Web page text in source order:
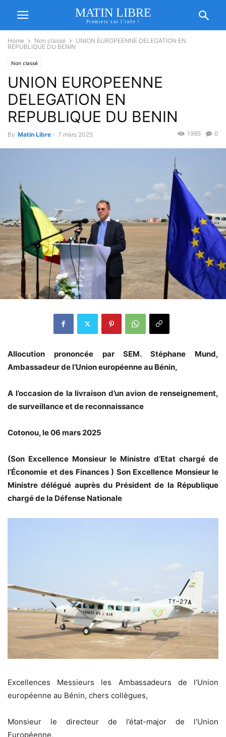
MATIN LIBRE
Premiers sur l'info !
Home Non classé
UNION EUROPEENNE DELEGATION EN
REPUBLIQUE DU BENIN
Non classé
UNION EUROPEENNE
DELEGATION EN
REPUBLIQUE DU BENIN
By Matin Libre - 7 mars 2025 0
1995
Allocution prononcée par SEM. Stéphane Mund,
Ambassadeur de l’Union européenne au Bénin,
A l’occasion de la livraison d’un avion de renseignement,
de surveillance et de reconnaissance
Cotonou, le 06 mars 2025
(Son Excellence Monsieur le Ministre d’Etat chargé de
l’Économie et des Finances ) Son Excellence Monsieur le
Ministre délégué auprès du Président de la République
chargé de la Défense Nationale
Excellences Messieurs les Ambassadeurs de l’Union
européenne au Bénin, chers collègues,
Monsieur le directeur de l’état-major de l’Union
Européenne,